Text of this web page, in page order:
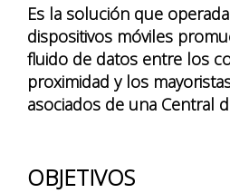
Es la solución que
dispositivos móviles
fluido de datos entre los
proximidad y los
asociados de una Central
OBJETIVOS